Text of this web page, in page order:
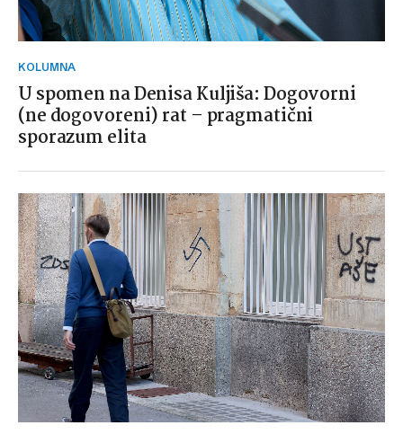
KOLUMNA
U spomen na Denisa Kuljiša: Dogovorni
(ne dogovoreni) rat – pragmatični
sporazum elita